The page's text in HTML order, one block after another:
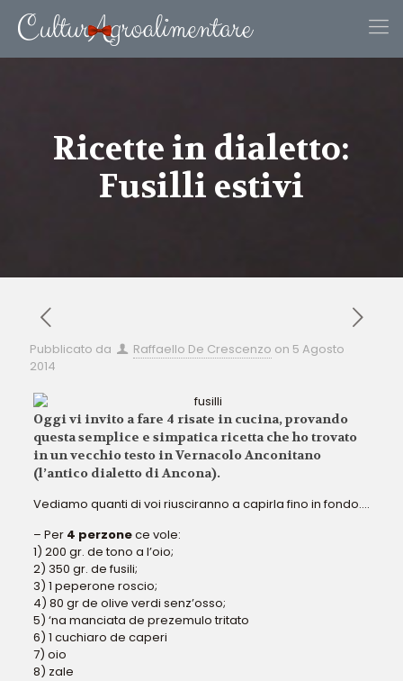
Ricette in dialetto:
Fusilli estivi
Pubblicato da Raffaello De Crescenzo on 5 Agosto
2014
Oggi vi invito a fare 4 risate in cucina, provando
questa semplice e simpatica ricetta che ho trovato
in un vecchio testo inVernacolo Anconitano
(l’antico dialetto di Ancona).
Vediamo quanti di voi riusciranno a capirla fino in fondo….
– Per 4 perzonece vole:
1) 200 gr. de tono a l’oio;
2) 350 gr. de fusili;
3) 1 peperone roscio;
4) 80 gr de olive verdi senz’osso;
5) ‘na manciata de prezemulo tritato
6) 1 cuchiaro de caperi
7) oio
8) zale